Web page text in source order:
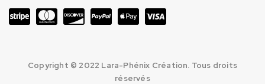
Copyright © 2022 Lara-Phénix Création. Tous droits
réservés